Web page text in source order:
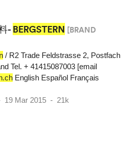
- BERGSTERN [BRAND
/ R2 Trade Feldstrasse 2, Postfach
Tel. + 41415087003 [email
English Español Français
Mar 2015 - 21k